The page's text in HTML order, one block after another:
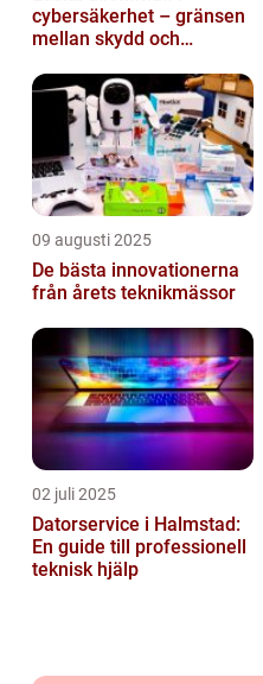
cybersäkerhet – gränsen
mellan skydd och
09 augusti 2025
De bästa innovationerna
från årets teknikmässor
02 juli 2025
Datorservice i Halmstad:
En guide till professionell
teknisk hjälp